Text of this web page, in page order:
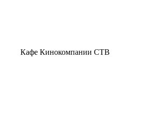
Кафе Кинокомпании СТВ